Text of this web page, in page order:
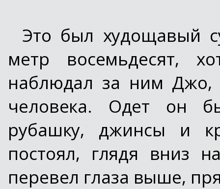
Это был худощавый
метр восемьдесят,
наблюдал за ним Джо,
человека. Одет он
рубашку, джинсы и
постоял, глядя вниз
перевел глаза выше,